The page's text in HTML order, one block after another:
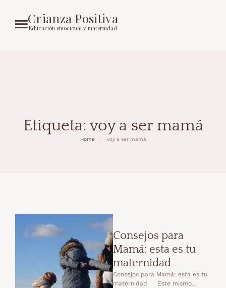
Crianza Positiva
Educación emocional y maternidad
Etiqueta: voy a ser mamá
Home voy a ser mamá
Consejos para
Mamá: esta es tu
maternidad
Consejos para Mamá: esta es tu
maternidad. ⠀ Este mismo